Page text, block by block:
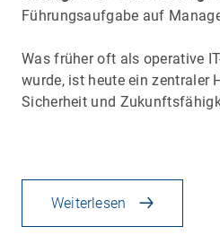
Führungsaufgabe auf
Was früher oft als operative
wurde, ist heute ein zentraler
Sicherheit und
Weiterlesen